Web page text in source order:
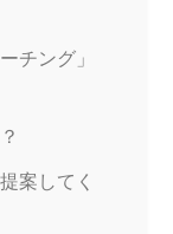
チング」
案してく